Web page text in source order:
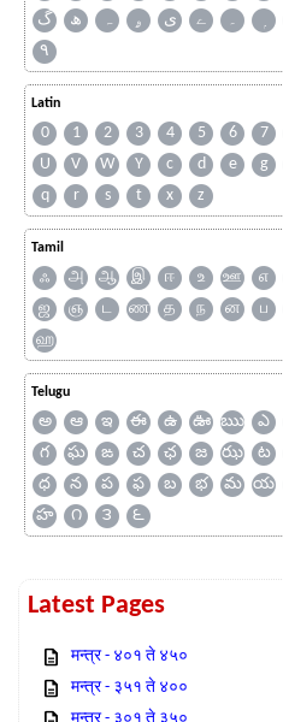
گ
ھ ہ ۄ ی ے ۔
۹
Latin
0 1 2 3 4 5 6 7
U
V W Y c d e g
q
r s t x z
Tamil
ஃ அ ஆ இ ஈ உ ஊ எ
ஜ
ஞ ட ண த ந ன ப
ஹ
Telugu
అ ఆ ఇ ఈ ఉ ఊ ఋ ఎ
గ
ఘ ఙ చ ఛ జ ఝ ట
ధ
న ప ఫ బ భ మ య
హ
౧ ౩ ౬
Latest Pages
मन्त्र - ४०१ ते ४५०
मन्त्र - ३५१ ते ४००